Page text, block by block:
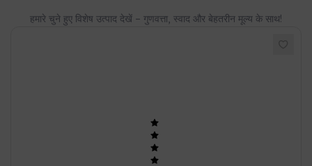
हमारे चुने हुए विशेष उत्पाद देखें – गुणवत्ता, स्वाद और बेहतरीन मूल्य के साथ!